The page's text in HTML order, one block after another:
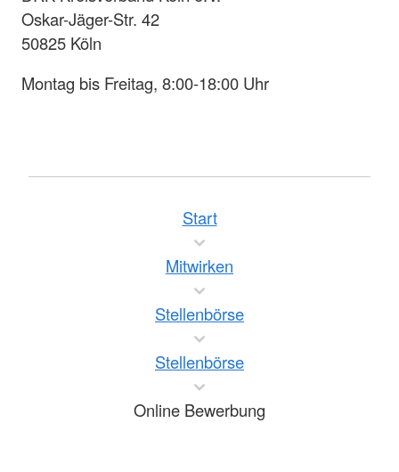
Oskar-Jäger-Str. 42
50825 Köln
Montag bis Freitag, 8:00-18:00 Uhr
Start
Mitwirken
Stellenbörse
Stellenbörse
Online Bewerbung